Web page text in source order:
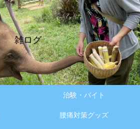
雑ログ
治験・バイト
腰痛対策グッズ